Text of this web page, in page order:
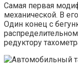
Самая первая
механической. В
Один конец с
редуктору